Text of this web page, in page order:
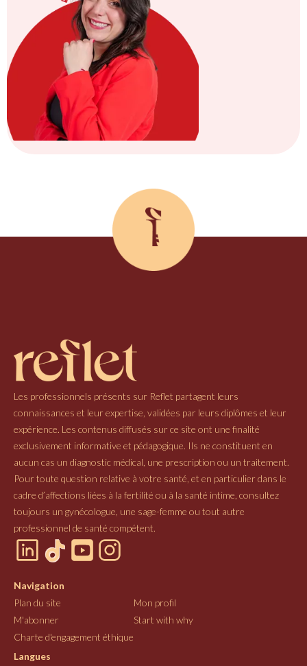
Les professionnels présents sur Reflet partagent leurs
connaissances et leur expertise, validées par leurs diplômes et leur
expérience. Les contenus diffusés sur ce site ont une finalité
exclusivement informative et pédagogique. Ils ne constituent en
aucun cas un diagnostic médical, une prescription ou un traitement.
Pour toute question relative à votre santé, et en particulier dans le
cadre d’affections liées à la fertilité ou à la santé intime, consultez
toujours un gynécologue, une sage-femme ou tout autre
professionnel de santé compétent.
Navigation
Plan du site
Mon profil
M'abonner
Start with why
Charte d'engagement éthique
Langues